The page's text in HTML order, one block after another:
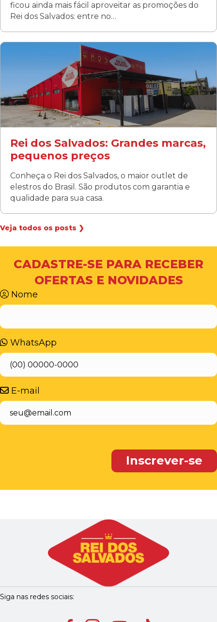
Fanny
Rua Albino Beatriz, 100 - Fanny, Curitiba –PR
Segunda a sábado: 09h00 às 19h00
Domingo: FECHADA
ÚLTIMOS DIAS DE LIQUIDAÇÃO!
(41) 3411-1754
(41) 99249-4620
ficou ainda mais fácil aproveitar as promoções do
Rei dos Salvados: entre no…
Rei dos Salvados: Grandes marcas,
pequenos preços
Conheça o Rei dos Salvados, o maior outlet de
elestros do Brasil. São produtos com garantia e
qualidade para sua casa.
Veja todos os posts ❯
CADASTRE-SE PARA RECEBER
OFERTAS E NOVIDADES
Nome
WhatsApp
E-mail
Siga nas redes sociais: